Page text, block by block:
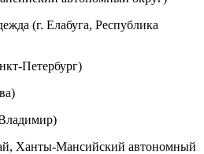
(г. Елабуга, Республика
Петербург)
Ханты-Мансийский автономный